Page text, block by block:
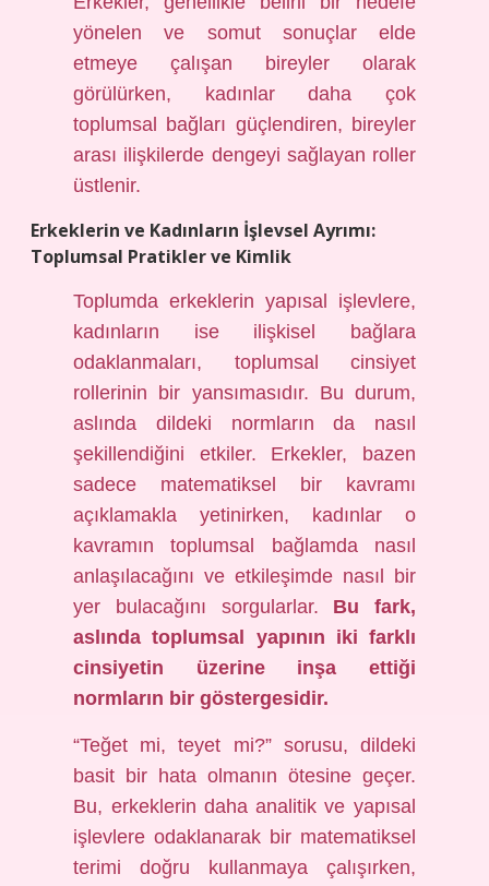
yönelen ve somut sonuçlar elde
etmeye çalışan bireyler olarak
görülürken, kadınlar daha çok
toplumsal bağları güçlendiren, bireyler
arası ilişkilerde dengeyi sağlayan roller
üstlenir.
Erkeklerin ve Kadınların İşlevsel Ayrımı:
Toplumsal Pratikler ve Kimlik
Toplumda erkeklerin yapısal işlevlere,
kadınların ise ilişkisel bağlara
odaklanmaları, toplumsal cinsiyet
rollerinin bir yansımasıdır. Bu durum,
aslında dildeki normların da nasıl
şekillendiğini etkiler. Erkekler, bazen
sadece matematiksel bir kavramı
açıklamakla yetinirken, kadınlar o
kavramın toplumsal bağlamda nasıl
anlaşılacağını ve etkileşimde nasıl bir
yer bulacağını sorgularlar. Bu fark,
aslında toplumsal yapının iki farklı
cinsiyetin üzerine inşa ettiği
normların bir göstergesidir.
“Teğet mi, teyet mi?” sorusu, dildeki
basit bir hata olmanın ötesine geçer.
Bu, erkeklerin daha analitik ve yapısal
işlevlere odaklanarak bir matematiksel
terimi doğru kullanmaya çalışırken,